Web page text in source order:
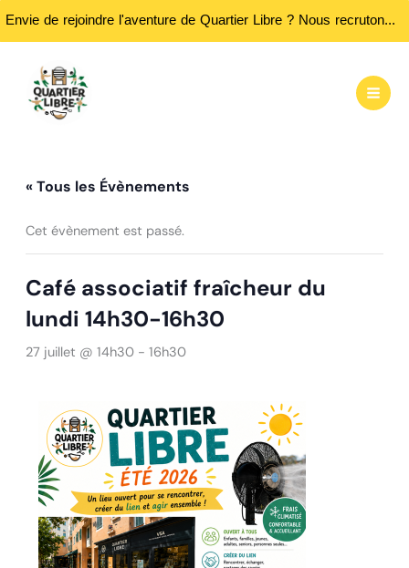
Envie de rejoindre l'aventure de Quartier Libre ? Nous recrutons des bénévoles ! Passez nous rencontrer aux heures d'ouvertures...
contenu
« Tous les Évènements
Cet évènement est passé.
Café associatif fraîcheur du
lundi 14h30-16h30
27 juillet @ 14h30- 16h30